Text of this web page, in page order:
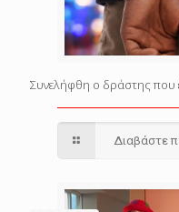
Συνελήφθη ο δράστης που
Διαβάστε